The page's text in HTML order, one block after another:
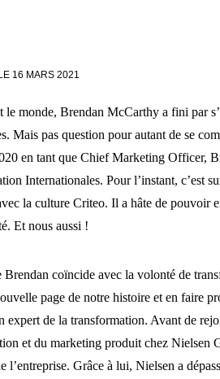
16 MARS 2021
le monde, Brendan McCarthy a fini par
Mais pas question pour autant de se
en tant que Chief Marketing Officer,
Internationales. Pour l’instant, c’est
la culture Criteo. Il a hâte de pouvoir
Et nous aussi !
Brendan coïncide avec la volonté de
page de notre histoire et en faire
expert de la transformation. Avant de
et du marketing produit chez Nielsen
l’entreprise. Grâce à lui, Nielsen a